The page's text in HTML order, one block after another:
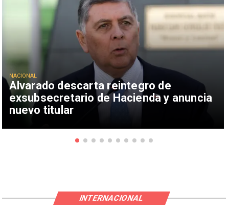
Alvarado descarta reintegro de
exsubsecretario de Hacienda y anuncia
nuevo titular
NACIONAL
INTERNACIONAL